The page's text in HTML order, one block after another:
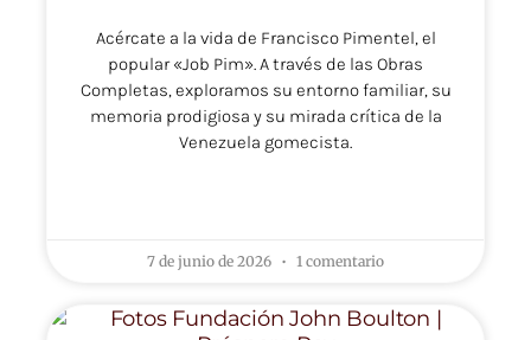
Acércate a la vida de Francisco Pimentel, el
popular «Job Pim». A través de las Obras
Completas, exploramos su entorno familiar, su
memoria prodigiosa y su mirada crítica de la
Venezuela gomecista.
7 de junio de 2026 1 comentario